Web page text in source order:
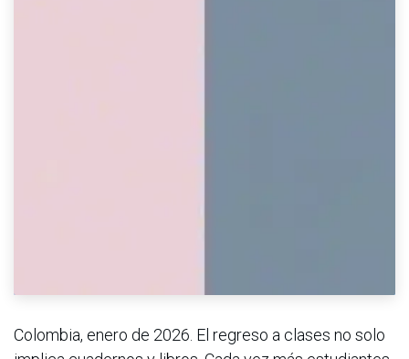
Colombia, enero de 2026. El regreso a clases no solo